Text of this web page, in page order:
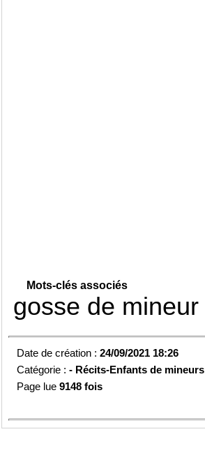
Mots-clés associés
gosse de mineur
Date de création :24/09/2021 18:26
Catégorie :- Récits-Enfants de mineurs
Page lue9148 fois